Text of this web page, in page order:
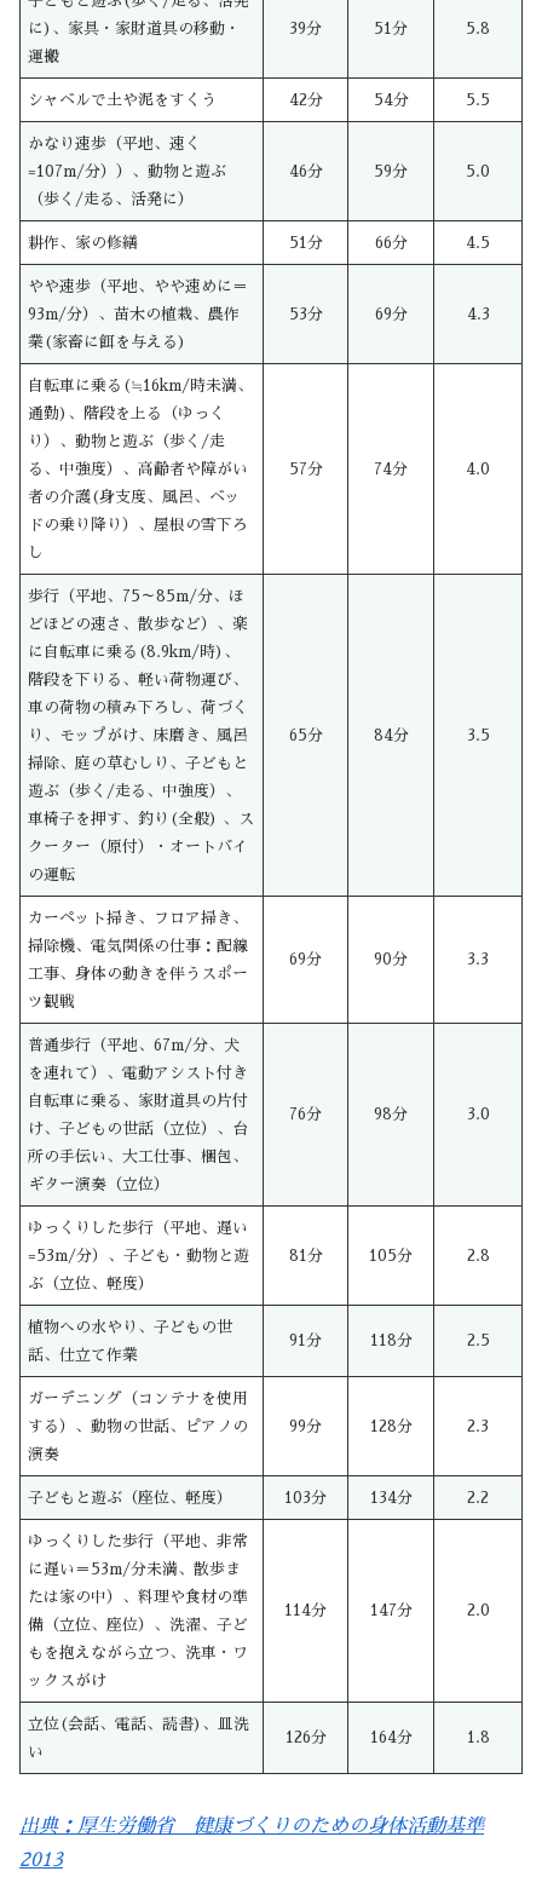
に)、家具・家財道具の移動・
運搬
39分 51分 5.8
シャベルで土や泥をすくう 42分 54分 5.5
かなり速歩（平地、速く
=107m/分））、動物と遊ぶ
（歩く/走る、活発に）
46分 59分 5.0
耕作、家の修繕 51分 66分 4.5
やや速歩（平地、やや速めに＝
93m/分）、苗木の植栽、農作
業(家畜に餌を与える)
53分 69分 4.3
自転車に乗る(≒16km/時未満、
通勤)、階段を上る（ゆっく
り）、動物と遊ぶ（歩く/走
る、中強度）、高齢者や障がい
者の介護(身支度、風呂、ベッ
ドの乗り降り）、屋根の雪下ろ
し
57分 74分 4.0
歩行（平地、75～85m/分、ほ
どほどの速さ、散歩など）、楽
に自転車に乗る(8.9km/時)、
階段を下りる、軽い荷物運び、
車の荷物の積み下ろし、荷づく
り、モップがけ、床磨き、風呂
掃除、庭の草むしり、子どもと
遊ぶ（歩く/走る、中強度）、
車椅子を押す、釣り(全般) 、ス
クーター（原付）・オートバイ
の運転
65分 84分 3.5
カーペット掃き、フロア掃き、
掃除機、電気関係の仕事：配線
工事、身体の動きを伴うスポー
ツ観戦
69分 90分 3.3
普通歩行（平地、67m/分、犬
を連れて）、電動アシスト付き
自転車に乗る、家財道具の片付
け、子どもの世話（立位）、台
所の手伝い、大工仕事、梱包、
ギター演奏（立位）
76分 98分 3.0
ゆっくりした歩行（平地、遅い
=53m/分）、子ども・動物と遊
ぶ（立位、軽度）
81分 105分 2.8
植物への水やり、子どもの世
話、仕立て作業
91分 118分 2.5
ガーデニング（コンテナを使用
する）、動物の世話、ピアノの
演奏
99分 128分 2.3
子どもと遊ぶ（座位、軽度） 103分 134分 2.2
ゆっくりした歩行（平地、非常
に遅い＝53m/分未満、散歩ま
たは家の中）、料理や食材の準
備（立位、座位）、洗濯、子ど
もを抱えながら立つ、洗車・ワ
ックスがけ
114分 147分 2.0
立位(会話、電話、読書)、皿洗
い
126分 164分 1.8
出典：厚生労働省 健康づくりのための身体活動基準
2013